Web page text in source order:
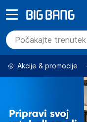
Akcije & promocije